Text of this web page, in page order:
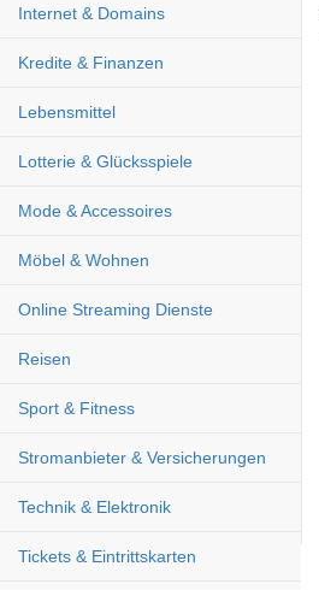
Internet & Domains
Kredite & Finanzen
Lebensmittel
Lotterie & Glücksspiele
Mode & Accessoires
Möbel & Wohnen
Online Streaming Dienste
Reisen
Sport & Fitness
Stromanbieter & Versicherungen
Technik & Elektronik
Tickets & Eintrittskarten